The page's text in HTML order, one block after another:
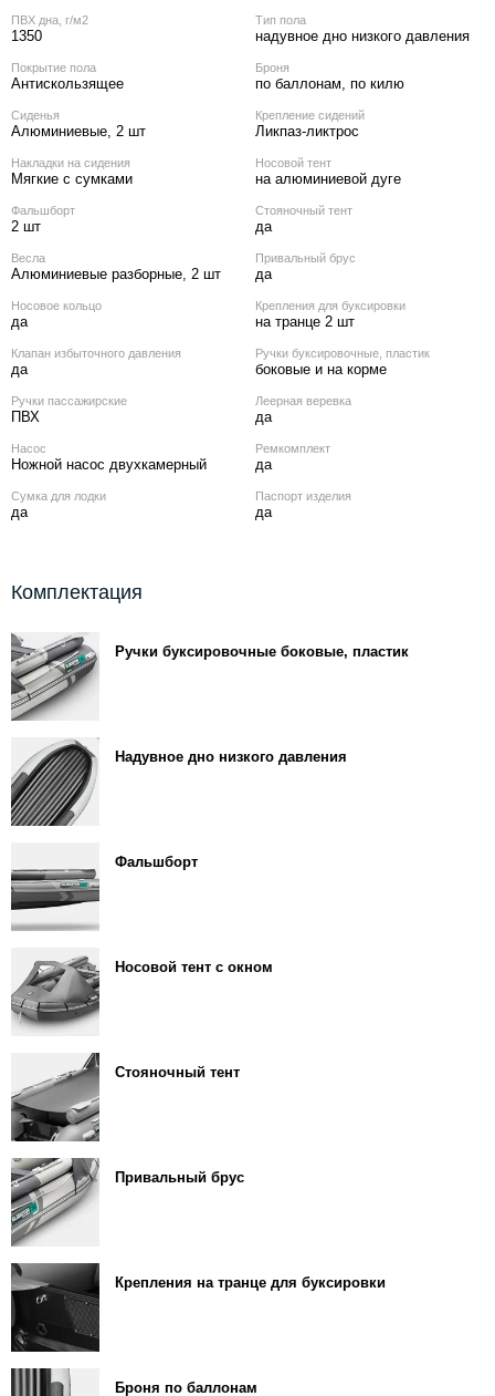
ПВХ дна, г/м2
1350
Тип пола
надувное дно низкого давления
Покрытие пола
Антискользящее
Броня
по баллонам, по килю
Сиденья
Алюминиевые, 2 шт
Крепление сидений
Ликпаз-ликтрос
Накладки на сидения
Мягкие с сумками
Носовой тент
на алюминиевой дуге
Фальшборт
2 шт
Стояночный тент
да
Весла
Алюминиевые разборные, 2 шт
Привальный брус
да
Носовое кольцо
да
Крепления для буксировки
на транце 2 шт
Клапан избыточного давления
да
Ручки буксировочные, пластик
боковые и на корме
Ручки пассажирские
ПВХ
Леерная веревка
да
Насос
Ножной насос двухкамерный
Ремкомплект
да
Сумка для лодки
да
Паспорт изделия
да
Комплектация
Ручки буксировочные боковые, пластик
Надувное дно низкого давления
Фальшборт
Носовой тент с окном
Стояночный тент
Привальный брус
Крепления на транце для буксировки
Броня по баллонам